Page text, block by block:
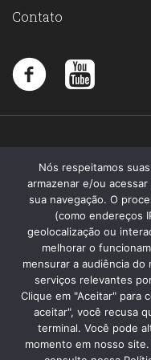
Contato
Santa Memória 2019
Nós respeitamos
armazenar e/ou
sua navegação. O
(como endereços
geolocalização ou
melhorar o
mensurar a audiência
serviços relevantes
Clique em "Aceitar" para
aceitar", você recusa
terminal. Você pode
momento em nosso